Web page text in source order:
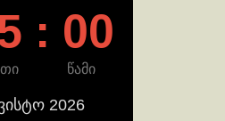
: 00
წამი
2026